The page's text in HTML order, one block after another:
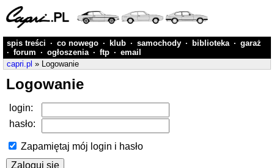
spis treści · co nowego · klub · samochody · biblioteka · garaż
· forum · ogłoszenia · ftp · email
capri.pl » Logowanie
Logowanie
login:
hasło:
Zapamiętaj mój login i hasło